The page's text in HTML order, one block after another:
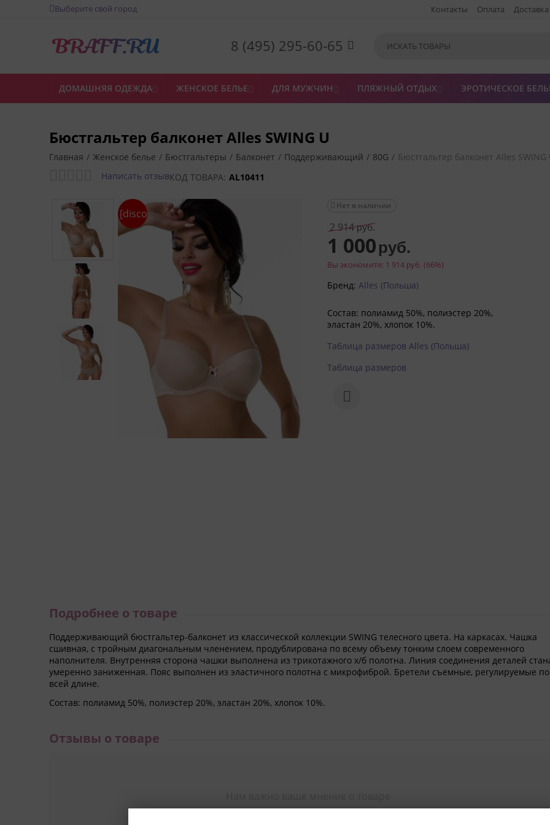
Выберите свой город Контакты Оплата Доставка
8 (495) 295-60-65 
ДОМАШНЯЯ ОДЕЖДА ЖЕНСКОЕ БЕЛЬЕ ДЛЯ МУЖЧИН ПЛЯЖНЫЙ ОТДЫХ ЭРОТИЧЕСКОЕ
Бюстгальтер балконет Alles SWING U
Главная / Женское белье / Бюстгальтеры / Балконет / Поддерживающий / 80G / Бюстгальтер балконет Alles SWING
Написать отзывКОД ТОВАРА: AL10411
[discount]%
Нет в наличии
2 914 руб.
1 000 руб.
Вы экономите: 1 914 руб. (66%)
Бренд: Alles (Польша)
Состав: полиамид 50%, полиэстер 20%,
эластан 20%, хлопок 10%.
Таблица размеров Alles (Польша)
Таблица размеров
Подробнее о товаре
Поддерживающий бюстгальтер-балконет из классической коллекции SWING телесного цвета. На каркасах. Чашка
сшивная, с тройным диагональным членением, продублирована по всему объему тонким слоем современного
наполнителя. Внутренняя сторона чашки выполнена из трикотажного х/б полотна. Линия соединения деталей
умеренно заниженная. Пояс выполнен из эластичного полотна с микрофиброй. Бретели съемные, регулируемые по
всей длине.
Состав: полиамид 50%, полиэстер 20%, эластан 20%, хлопок 10%.
Отзывы о товаре